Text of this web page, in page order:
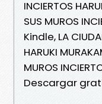
INCIERTOS
SUS MUROS
Kindle, LA
HARUKI
MUROS
Descargar